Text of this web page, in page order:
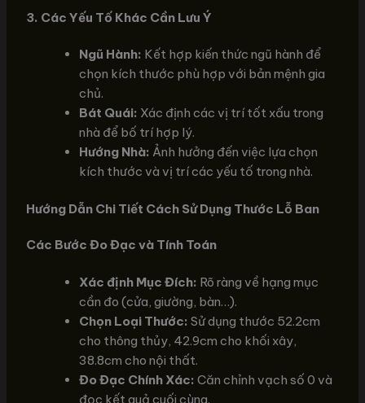
3. Các Yếu Tố Khác Cần Lưu Ý
Ngũ Hành: Kết hợp kiến thức ngũ hành để
chọn kích thước phù hợp với bản mệnh gia
chủ.
Bát Quái: Xác định các vị trí tốt xấu trong
nhà để bố trí hợp lý.
Hướng Nhà: Ảnh hưởng đến việc lựa chọn
kích thước và vị trí các yếu tố trong nhà.
Hướng Dẫn Chi Tiết Cách Sử Dụng Thước Lỗ Ban
Các Bước Đo Đạc và Tính Toán
Xác định Mục Đích: Rõ ràng về hạng mục
cần đo (cửa, giường, bàn…).
Chọn Loại Thước: Sử dụng thước 52.2cm
cho thông thủy, 42.9cm cho khối xây,
38.8cm cho nội thất.
Đo Đạc Chính Xác: Căn chỉnh vạch số 0 và
đọc kết quả cuối cùng.